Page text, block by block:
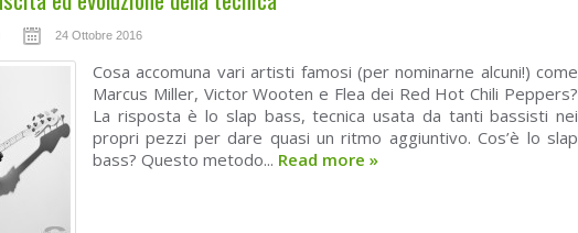
24 Ottobre 2016
Cosa accomuna vari artisti famosi (per nominarne alcuni!) come
Marcus Miller, Victor Wooten e Flea dei Red Hot Chili Peppers?
La risposta è lo slap bass, tecnica usata da tanti bassisti nei
propri pezzi per dare quasi un ritmo aggiuntivo. Cos’è lo slap
bass? Questo metodo... Read more »